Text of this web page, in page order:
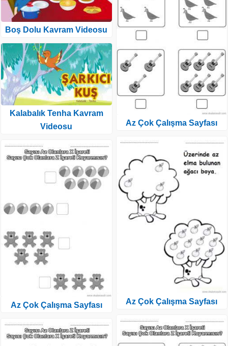
Boş Dolu Kavram Videosu
Kalabalık Tenha Kavram
Videosu
Az Çok Çalışma Sayfası
Az Çok Çalışma Sayfası
Az Çok Çalışma Sayfası